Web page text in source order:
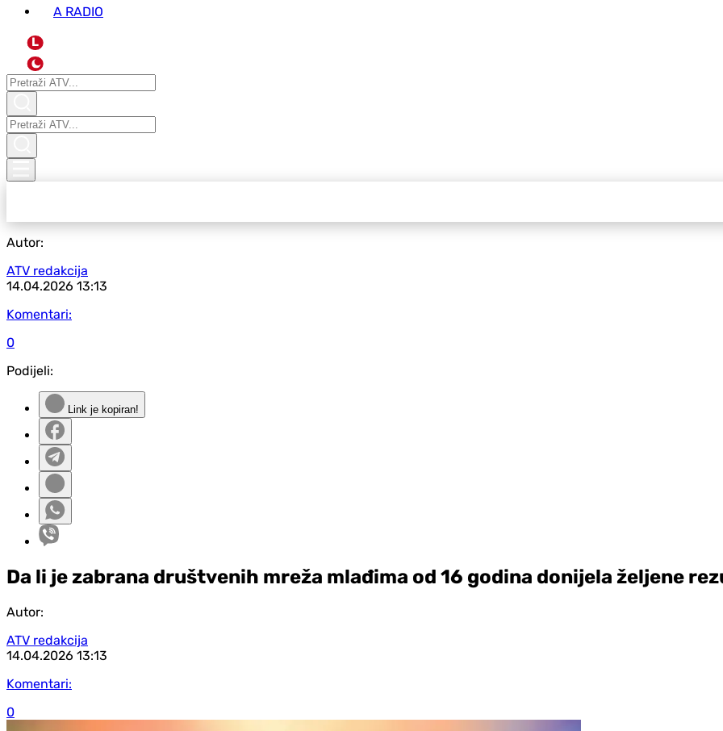
A RADIO
L
Autor:
ATV redakcija
14.04.2026 13:13
Komentari:
0
Podijeli:
Link je kopiran!
Da li je zabrana društvenih mreža mlađima od 16 godina donijela željene
Autor:
ATV redakcija
14.04.2026 13:13
Komentari:
0